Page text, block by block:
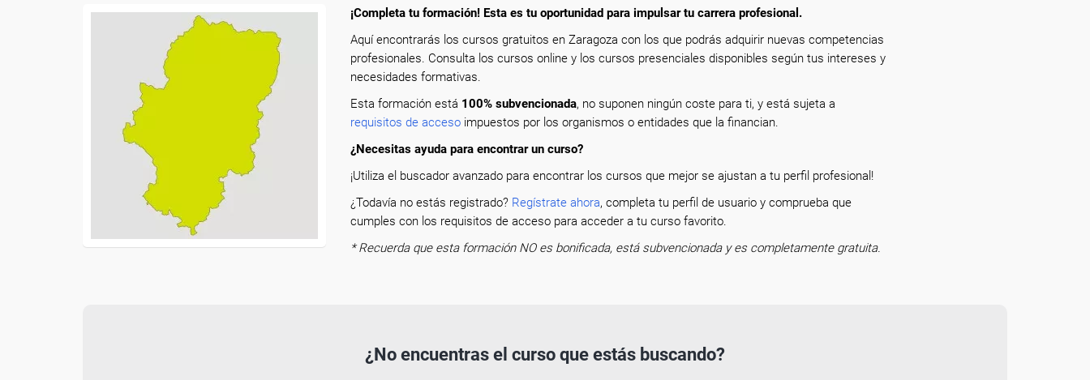
¡Completa tu formación! Esta es tu oportunidad para impulsar tu carrera profesional.
Aquí encontrarás los cursos gratuitos en Zaragoza con los que podrás adquirir nuevas competencias
profesionales. Consulta los cursos online y los cursos presenciales disponibles según tus intereses y
necesidades formativas.
Esta formación está 100% subvencionada, no suponen ningún coste para ti, y está sujeta a
requisitos de acceso impuestos por los organismos o entidades que la financian.
¿Necesitas ayuda para encontrar un curso?
¡Utiliza el buscador avanzado para encontrar los cursos que mejor se ajustan a tu perfil profesional!
¿Todavía no estás registrado? Regístrate ahora, completa tu perfil de usuario y comprueba que
cumples con los requisitos de acceso para acceder a tu curso favorito.
* Recuerda que esta formación NO es bonificada, está subvencionada y es completamente gratuita.
¿No encuentras el curso que estás buscando?